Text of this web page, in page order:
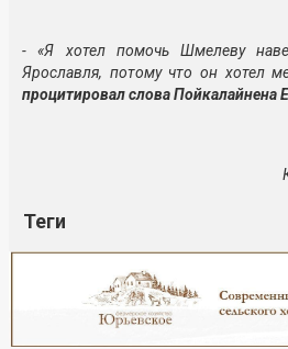
- «Я хотел помочь Шмелеву
Ярославля, потому что он хотел
процитировал слова Пойкалайнена
Теги